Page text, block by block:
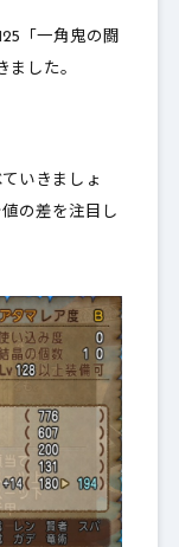
「一角鬼の闘
ました。
いきましょ
の差を注目し